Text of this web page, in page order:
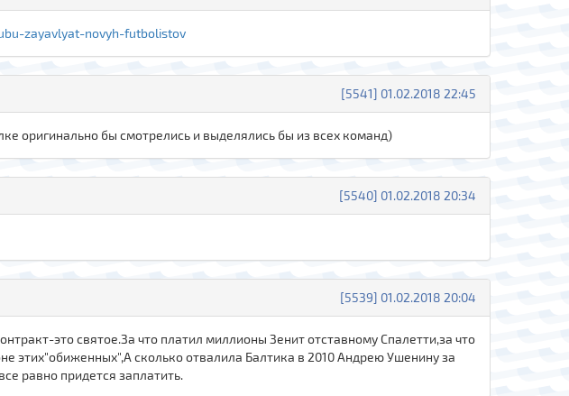
zayavlyat-novyh-futbolistov
[5541] 01.02.2018 22:45
оригинально бы смотрелись и выделялись бы из всех команд)
[5540] 01.02.2018 20:34
[5539] 01.02.2018 20:04
это святое.За что платил миллионы Зенит отставному Спалетти,за что
этих"обиженных",А сколько отвалила Балтика в 2010 Андрею Ушенину за
равно придется заплатить.